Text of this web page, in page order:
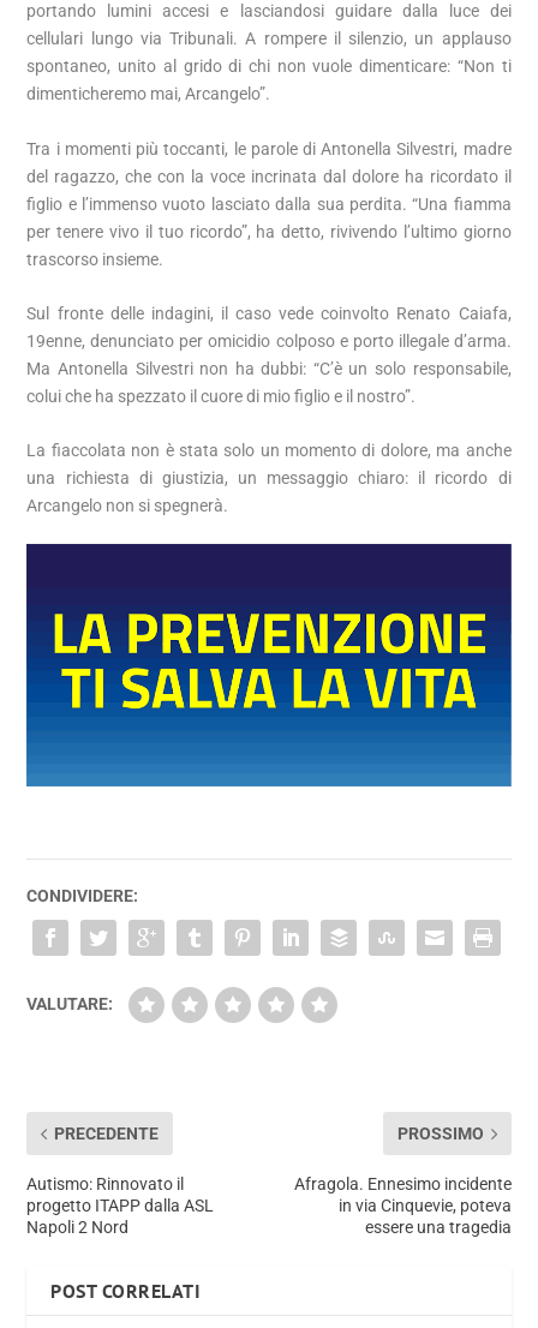
portando lumini accesi e lasciandosi guidare dalla luce dei
cellulari lungo via Tribunali. A rompere il silenzio, un applauso
spontaneo, unito al grido di chi non vuole dimenticare: “Non ti
dimenticheremo mai, Arcangelo”.
Tra i momenti più toccanti, le parole di Antonella Silvestri, madre
del ragazzo, che con la voce incrinata dal dolore ha ricordato il
figlio e l’immenso vuoto lasciato dalla sua perdita. “Una fiamma
per tenere vivo il tuo ricordo”, ha detto, rivivendo l’ultimo giorno
trascorso insieme.
Sul fronte delle indagini, il caso vede coinvolto Renato Caiafa,
19enne, denunciato per omicidio colposo e porto illegale d’arma.
Ma Antonella Silvestri non ha dubbi: “C’è un solo responsabile,
colui che ha spezzato il cuore di mio figlio e il nostro”.
La fiaccolata non è stata solo un momento di dolore, ma anche
una richiesta di giustizia, un messaggio chiaro: il ricordo di
Arcangelo non si spegnerà.
CONDIVIDERE:
VALUTARE:
PRECEDENTE
Autismo: Rinnovato il
progetto ITAPP dalla ASL
Napoli 2 Nord
PROSSIMO
Afragola. Ennesimo incidente
in via Cinquevie, poteva
essere una tragedia
POST CORRELATI